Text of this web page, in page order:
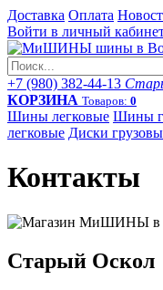
Доставка Оплата
Войти в личный
+7 (980) 382-44-13
КОРЗИНА Товаров: 0
Шины легковые Шины
легковые Диски
Контакты
Старый Оскол